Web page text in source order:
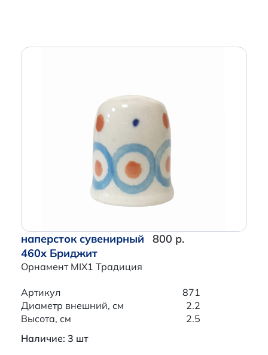
наперсток сувенирный
460x Бриджит
Орнамент MIX1 Традиция
800 р.
Артикул
871
Диаметр внешний, см
2.2
Высота, см
2.5
Наличие: 3 шт